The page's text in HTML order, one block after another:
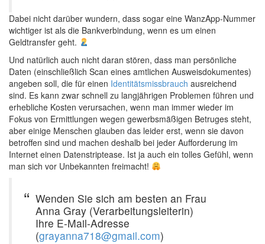
Dabei nicht darüber wundern, dass sogar eine WanzApp-Nummer
wichtiger ist als die Bankverbindung, wenn es um einen
Geldtransfer geht.
Und natürlich auch nicht daran stören, dass man persönliche
Daten (einschließlich Scan eines amtlichen Ausweisdokumentes)
angeben soll, die für einen Identitätsmissbrauch ausreichend
sind. Es kann zwar schnell zu langjährigen Problemen führen und
erhebliche Kosten verursachen, wenn man immer wieder im
Fokus von Ermittlungen wegen gewerbsmäßigen Betruges steht,
aber einige Menschen glauben das leider erst, wenn sie davon
betroffen sind und machen deshalb bei jeder Aufforderung im
Internet einen Datenstriptease. Ist ja auch ein tolles Gefühl, wenn
man sich vor Unbekannten freimacht!
Wenden Sie sich am besten an Frau
Anna Gray (Verarbeitungsleiterin)
Ihre E-Mail-Adresse
(grayanna718@gmail.com)